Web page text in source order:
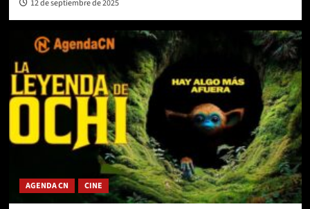
12 de septiembre de 2025
AGENDA CN CINE